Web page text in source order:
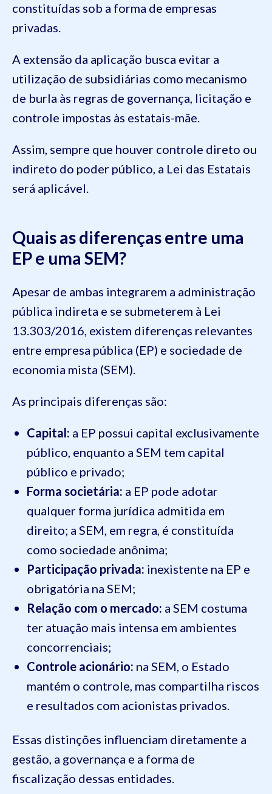
constituídas sob a forma de empresas
privadas.
A extensão da aplicação busca evitar a
utilização de subsidiárias como mecanismo
de burla às regras de governança, licitação e
controle impostas às estatais-mãe.
Assim, sempre que houver controle direto ou
indireto do poder público, a Lei das Estatais
será aplicável.
Quais as diferenças entre uma
EP e uma SEM?
Apesar de ambas integrarem a administração
pública indireta e se submeterem à Lei
13.303/2016, existem diferenças relevantes
entre empresa pública (EP) e sociedade de
economia mista (SEM).
As principais diferenças são:
Capital: a EP possui capital exclusivamente
público, enquanto a SEM tem capital
público e privado;
Forma societária: a EP pode adotar
qualquer forma jurídica admitida em
direito; a SEM, em regra, é constituída
como sociedade anônima;
Participação privada: inexistente na EP e
obrigatória na SEM;
Relação com o mercado: a SEM costuma
ter atuação mais intensa em ambientes
concorrenciais;
Controle acionário: na SEM, o Estado
mantém o controle, mas compartilha riscos
e resultados com acionistas privados.
Essas distinções influenciam diretamente a
gestão, a governança e a forma de
fiscalização dessas entidades.